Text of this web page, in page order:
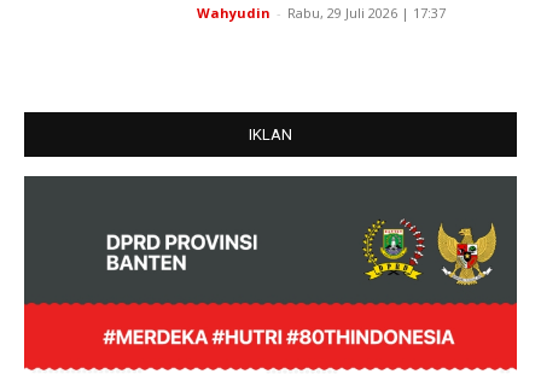
Wahyudin - Rabu, 29 Juli 2026 | 17:37
IKLAN